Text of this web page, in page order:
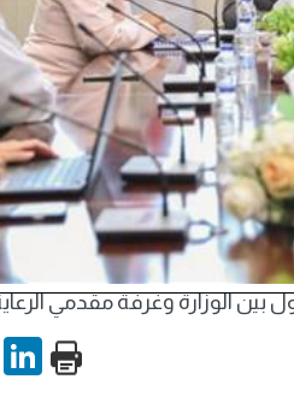
الوزارة وغرفة مقدمي